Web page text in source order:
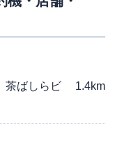
茶ばしらビ
1.4km